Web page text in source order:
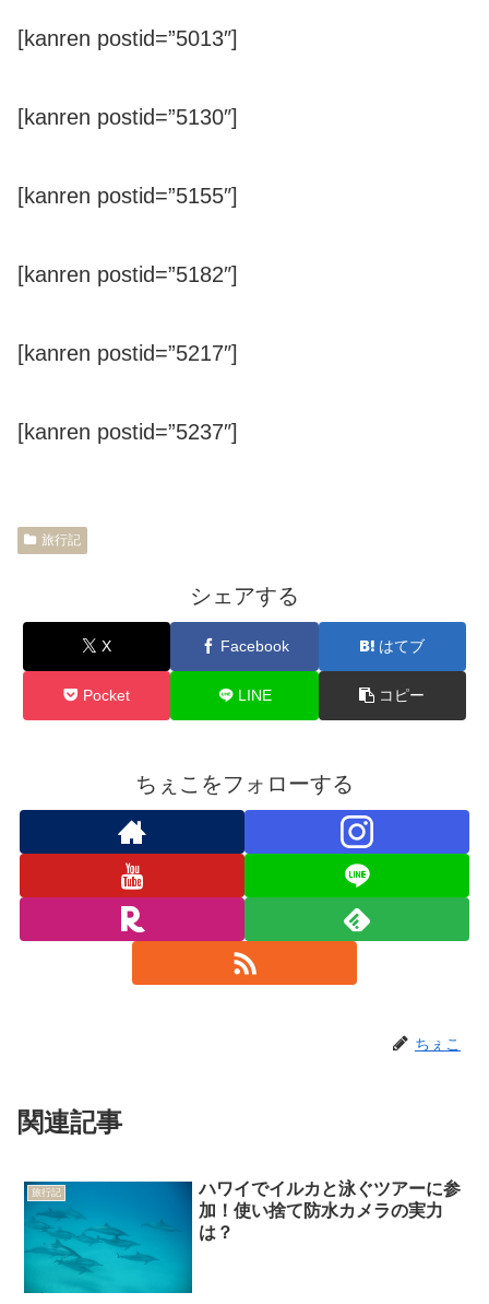
[kanren postid=”5013″]
[kanren postid=”5130″]
[kanren postid=”5155″]
[kanren postid=”5182″]
[kanren postid=”5217″]
[kanren postid=”5237″]
旅行記
シェアする
X Facebook はてブ
Pocket LINE コピー
ちぇこをフォローする
ちぇこ
関連記事
旅行記
ハワイでイルカと泳ぐツアーに参
加！使い捨て防水カメラの実力
は？